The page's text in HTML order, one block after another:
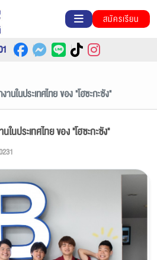
สมัครเรียน
นในประเทศไทย ของ "โฮซะกะซัง"
ในประเทศไทย ของ "โฮซะกะซัง"